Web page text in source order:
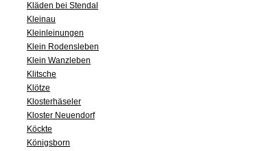
Kläden bei Stendal
Kleinau
Kleinleinungen
Klein Rodensleben
Klein Wanzleben
Klitsche
Klötze
Klosterhäseler
Kloster Neuendorf
Köckte
Königsborn